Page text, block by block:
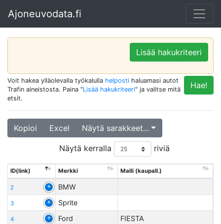
Ajoneuvodata.fi
Lisää hakukriteeri
Hae!
Voit hakea ylläolevalla työkalulla helposti haluamasi autot
Trafin aineistosta. Paina "Lisää hakukriteeri" ja valitse mitä
etsit.
Kopioi Excel Näytä sarakkeet...
Näytä kerralla riviä
ID(link) Merkki Malli (kaupall.)
2 BMW
3 Sprite
4 Ford FIESTA